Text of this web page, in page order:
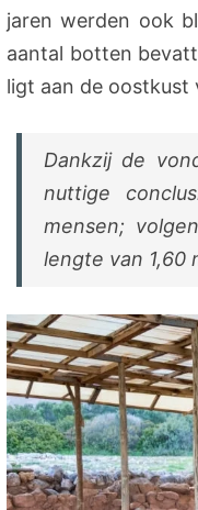
jaren werden ook
aantal botten
ligt aan de oostkust
Dankzij de
nuttige
mensen;
lengte van 1,60